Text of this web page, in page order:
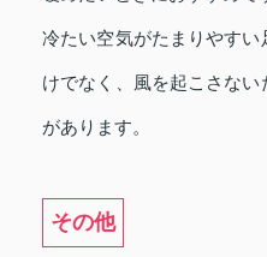
冷たい空気がたまりやす
けでなく、風を起こさな
があります。
その他